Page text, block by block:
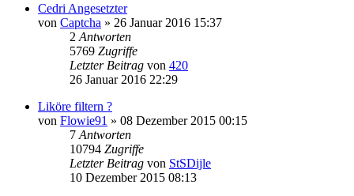
Cedri Angesetzter
von Captcha » 26 Januar 2016 15:37
2 Antworten
5769 Zugriffe
Letzter Beitrag von 420
26 Januar 2016 22:29
Liköre filtern ?
von Flowie91 » 08 Dezember 2015 00:15
7 Antworten
10794 Zugriffe
Letzter Beitrag von StSDijle
10 Dezember 2015 08:13